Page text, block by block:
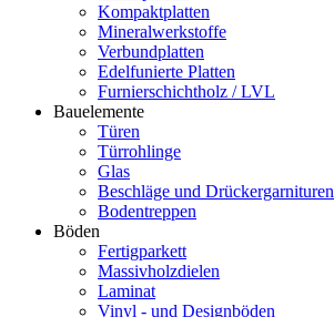
Kompaktplatten
Mineralwerkstoffe
Verbundplatten
Edelfunierte Platten
Furnierschichtholz / LVL
Bauelemente
Türen
Türrohlinge
Glas
Beschläge und Drückergarnituren
Bodentreppen
Böden
Fertigparkett
Massivholzdielen
Laminat
Vinyl - und Designböden